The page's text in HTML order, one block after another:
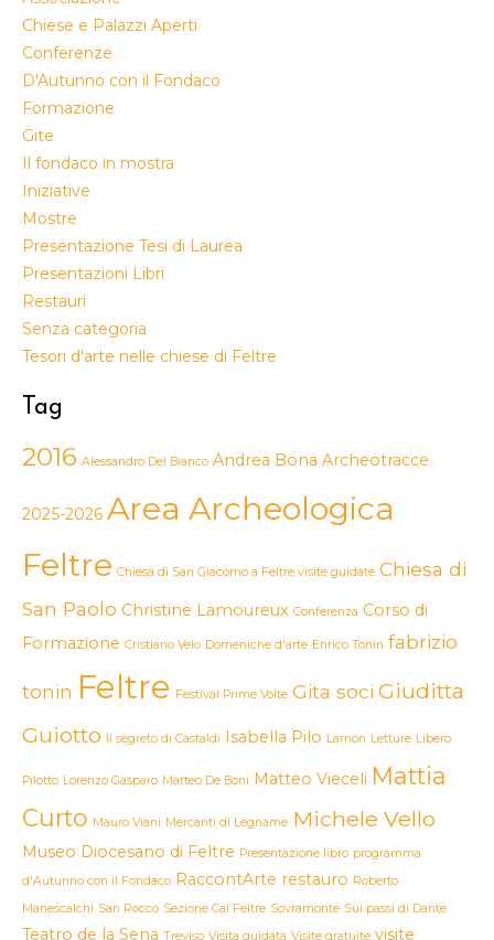
Chiese e Palazzi Aperti
Conferenze
D'Autunno con il Fondaco
Formazione
Gite
Il fondaco in mostra
Iniziative
Mostre
Presentazione Tesi di Laurea
Presentazioni Libri
Restauri
Senza categoria
Tesori d'arte nelle chiese di Feltre
Tag
2016 Alessandro Del Bianco Andrea Bona Archeotracce
2025-2026 Area Archeologica
Feltre Chiesa di San Giacomo a Feltre visite guidate Chiesa di
San Paolo Christine Lamoureux Conferenza Corso di
Formazione Cristiano Velo Domeniche d'arte Enrico Tonin fabrizio
tonin Feltre Festival Prime Volte Gita soci Giuditta
Guiotto Il segreto di Castaldi Isabella Pilo Lamon Letture Libero
Pilotto Lorenzo Gasparo Matteo De Boni Matteo Vieceli Mattia
Curto Mauro Viani Mercanti di Legname Michele Vello
Museo Diocesano di Feltre Presentazione libro programma
d'Autunno con il Fondaco RaccontArte restauro Roberto
Manescalchi San Rocco Sezione Cai Feltre Sovramonte Sui passi di Dante
Teatro de la Sena Treviso Visita guidata Visite gratuite visite